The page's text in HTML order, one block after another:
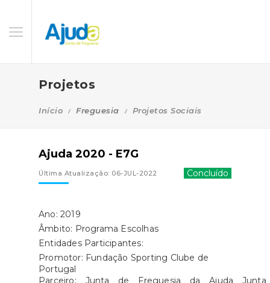
Projetos
Início Freguesia Projetos Sociais
Ajuda 2020 - E7G
Última Atualização: 06-JUL-2022 Concluído
Ano: 2019
Âmbito: Programa Escolhas
Entidades Participantes:
Promotor: Fundação Sporting Clube de
Portugal
Parceiro: Junta de Freguesia da Ajuda